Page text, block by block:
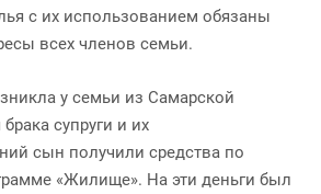
с их использованием обязаны
всех членов семьи.
у семьи из Самарской
супруги и их
сын получили средства по
«Жилище». На эти деньги был